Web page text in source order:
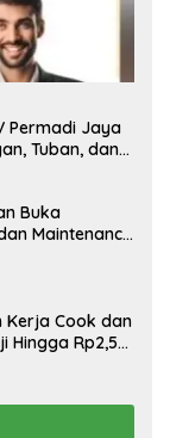
Permadi Jaya
Tuban, dan
Buka
Maintenance
Kerja Cook dan
Hingga Rp2,5